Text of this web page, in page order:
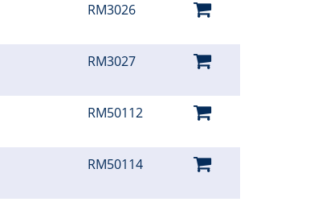
RM3026
RM3027
RM50112
RM50114